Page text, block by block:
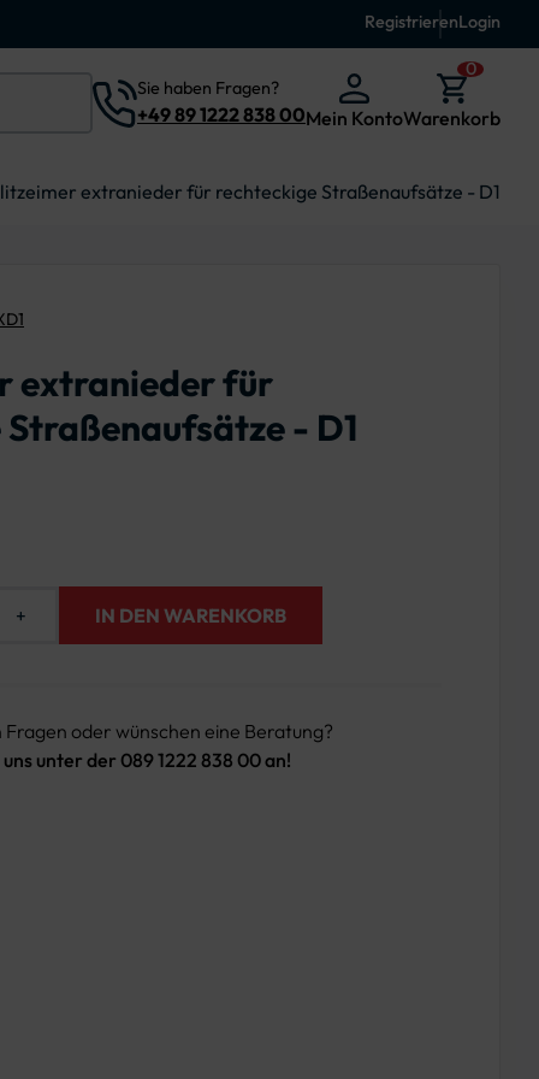
RegistrierenLogin
Sie haben Fragen?
+49 89 1222 838 00Mein Konto
0
Warenkorb
extranieder für rechteckige Straßenaufsätze - D1
extranieder für
- D1
+ IN DEN WARENKORB
Fragen oder wünschen eine Beratung?
uns unter der 089 1222 838 00 an!